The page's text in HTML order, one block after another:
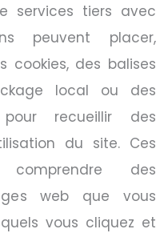
services tiers avec
peuvent placer,
cookies, des balises
local ou des
pour recueillir des
du site. Ces
comprendre des
web que vous
vous cliquez et